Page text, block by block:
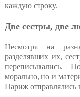
каждую строку.
Две сестры, две
Несмотря на
разделявших их,
переписывались.
морально, но и
Париж отправлялись